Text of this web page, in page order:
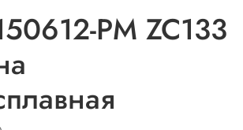
PM ZC133